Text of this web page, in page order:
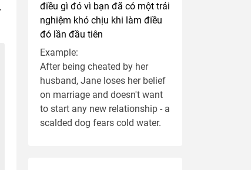
điều gì đó vì bạn đã có một trải
nghiệm khó chịu khi làm điều
đó lần đầu tiên
Example:
After being cheated by her
husband, Jane loses her belief
on marriage and doesn't want
to start any new relationship - a
scalded dog fears cold water.